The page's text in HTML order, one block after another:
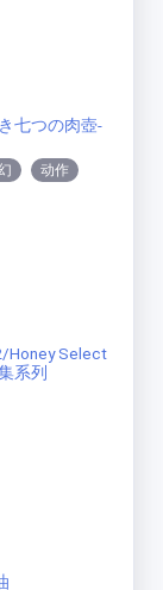
七つの肉壺-
动作
Honey Select
系列